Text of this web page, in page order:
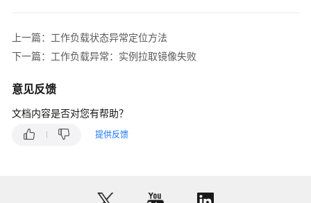
DNS
库
上一篇：工作负载状态异常定位方法
下一篇：工作负载异常：实例拉取镜像失败
意见反馈
文档内容是否对您有帮助？
提供反馈